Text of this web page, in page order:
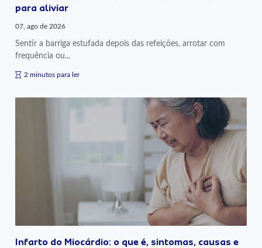
para aliviar
07, ago de 2026
Sentir a barriga estufada depois das refeições, arrotar com
frequência ou...
2 minutos para ler
Infarto do Miocárdio: o que é, sintomas, causas e